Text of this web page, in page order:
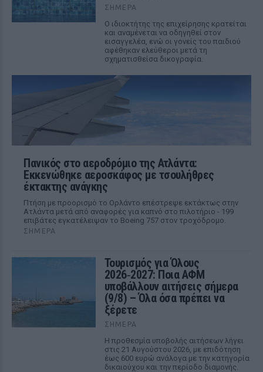
ΣΉΜΕΡΑ
Ο ιδιοκτήτης της επιχείρησης κρατείται
και αναμένεται να οδηγηθεί στον
εισαγγελέα, ενώ οι γονείς του παιδιού
αφέθηκαν ελεύθεροι μετά τη
σχηματισθείσα δικογραφία.
Πανικός στο αεροδρόμιο της Ατλάντα:
Εκκενώθηκε αεροσκάφος με τσουλήθρες
έκτακτης ανάγκης
Πτήση με προορισμό το Ορλάντο επέστρεψε εκτάκτως στην
Ατλάντα μετά από αναφορές για καπνό στο πιλοτήριο - 199
επιβάτες εγκατέλειψαν το Boeing 757 στον τροχόδρομο.
ΣΉΜΕΡΑ
Τουρισμός για Όλους
2026‑2027: Ποια ΑΦΜ
υποβάλλουν αιτήσεις σήμερα
(9/8) – Όλα όσα πρέπει να
ξέρετε
ΣΉΜΕΡΑ
Η προθεσμία υποβολής αιτήσεων λήγει
στις 21 Αυγούστου 2026, με επιδότηση
έως 600 ευρώ ανάλογα με την κατηγορία
δικαιούχου και την περίοδο διαμονής.